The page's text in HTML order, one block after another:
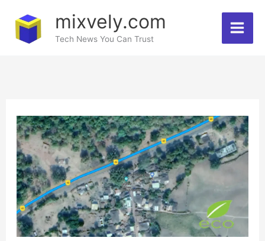
content
mixvely.com
Tech News You Can Trust